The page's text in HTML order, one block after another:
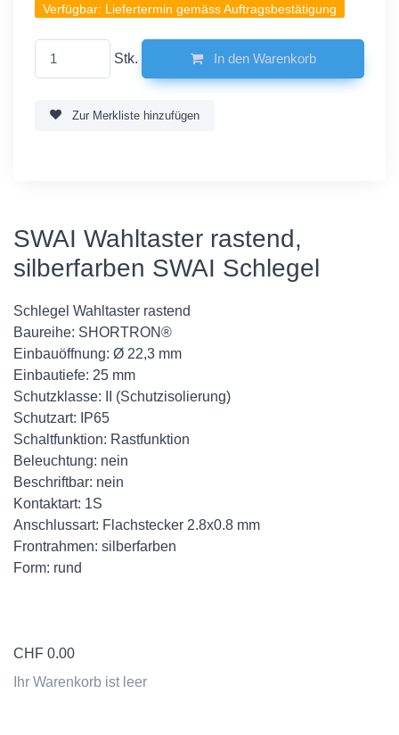
Verfügbar: Liefertermin gemäss Auftragsbestätigung
Stk. In den Warenkorb
Zur Merkliste hinzufügen
SWAI Wahltaster rastend,
silberfarben SWAI Schlegel
Schlegel Wahltaster rastend
Baureihe: SHORTRON®
Einbauöffnung: Ø 22,3 mm
Einbautiefe: 25 mm
Schutzklasse: II (Schutzisolierung)
Schutzart: IP65
Schaltfunktion: Rastfunktion
Beleuchtung: nein
Beschriftbar: nein
Kontaktart: 1S
Anschlussart: Flachstecker 2.8x0.8 mm
Frontrahmen: silberfarben
Form: rund
CHF 0.00
Ihr Warenkorb ist leer